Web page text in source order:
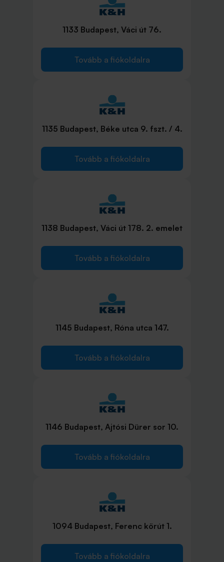
1133 Budapest, Váci út 76.
Tovább a fiókoldalra
1135 Budapest, Béke utca 9. fszt. / 4.
Tovább a fiókoldalra
1138 Budapest, Váci út 178. 2. emelet
Tovább a fiókoldalra
1145 Budapest, Róna utca 147.
Tovább a fiókoldalra
1146 Budapest, Ajtósi Dürer sor 10.
Tovább a fiókoldalra
1094 Budapest, Ferenc körút 1.
Tovább a fiókoldalra